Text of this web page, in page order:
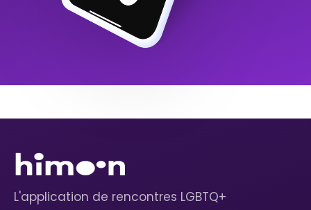
L'application de rencontres LGBTQ+